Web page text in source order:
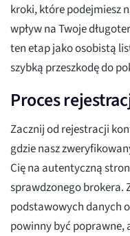
kroki, które podejmiesz
wpływ na Twoje
ten etap jako osobistą
szybką przeszkodę do
Proces
Zacznij od rejestracji
gdzie nasz
Cię na autentyczną
sprawdzonego brokera.
podstawowych danych
powinny być poprawne,